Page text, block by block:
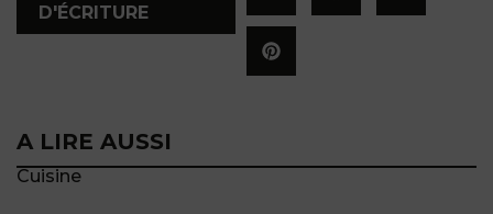
D'ÉCRITURE
A LIRE AUSSI
Cuisine